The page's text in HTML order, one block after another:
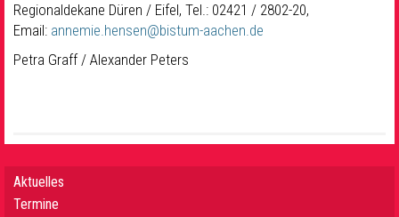
Regionaldekane Düren / Eifel, Tel.: 02421 / 2802-20,
Email: annemie.hensen@bistum-aachen.de
Petra Graff / Alexander Peters
Aktuelles
Termine